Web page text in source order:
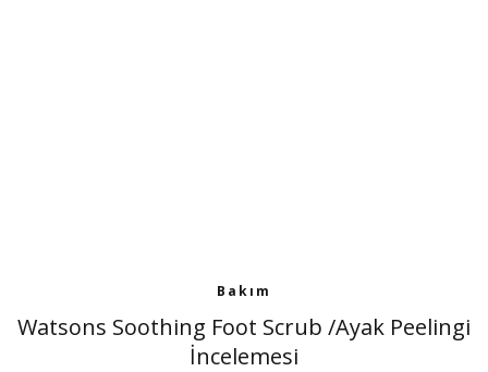
Bakım
Watsons Soothing Foot Scrub /Ayak Peelingi
İncelemesi